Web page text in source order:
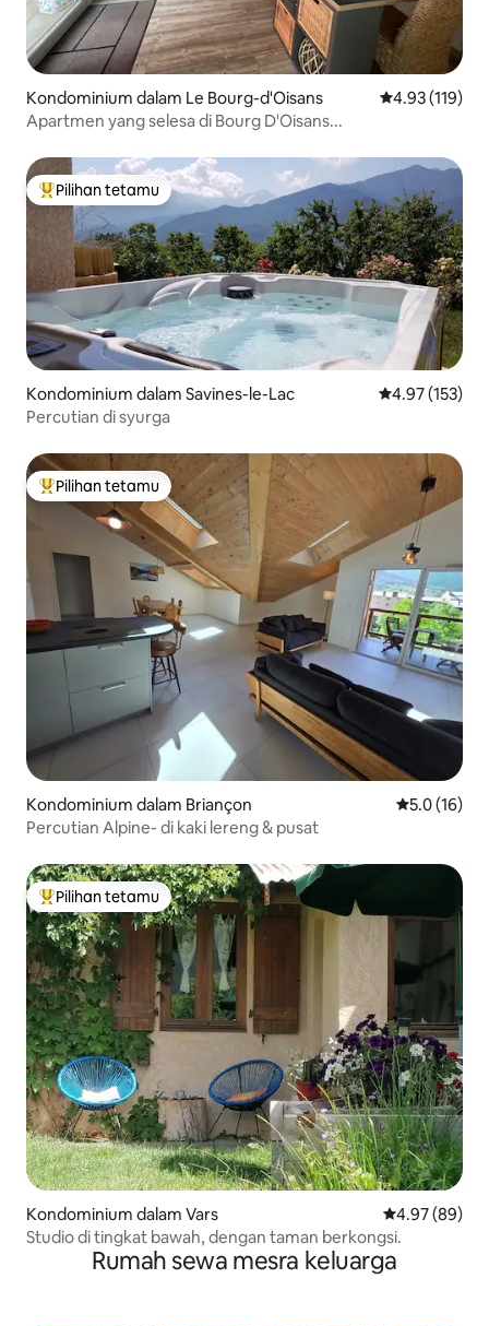
Kondominium dalam Le Bourg-d'Oisans Penarafan
4.93 (119)
Apartmen yang selesa di Bourg D'Oisans...
Pilihan utama tetamu
Pilihan tetamu
Kondominium dalam Savines-le-Lac Penarafan
4.97 (153)
Percutian di syurga
Pilihan utama tetamu
Pilihan tetamu
Kondominium dalam Briançon Penarafan
5.0 (16)
Percutian Alpine- di kaki lereng & pusat
Pilihan utama tetamu
Pilihan tetamu
Kondominium dalam Vars Penarafan
4.97 (89)
Studio di tingkat bawah, dengan taman berkongsi.
Rumah sewa mesra keluarga